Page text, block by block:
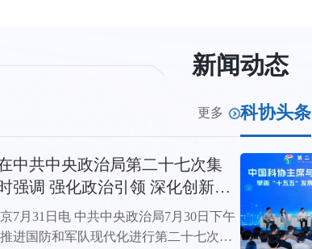
新闻动态
更多
中共中央政治局第二十七次集
强调 强化政治引领 深化创新发
推进国防和军队现代化
7月31日电 中共中央政治局7月30日下午
进国防和军队现代化进行第二十七次集
科协头条